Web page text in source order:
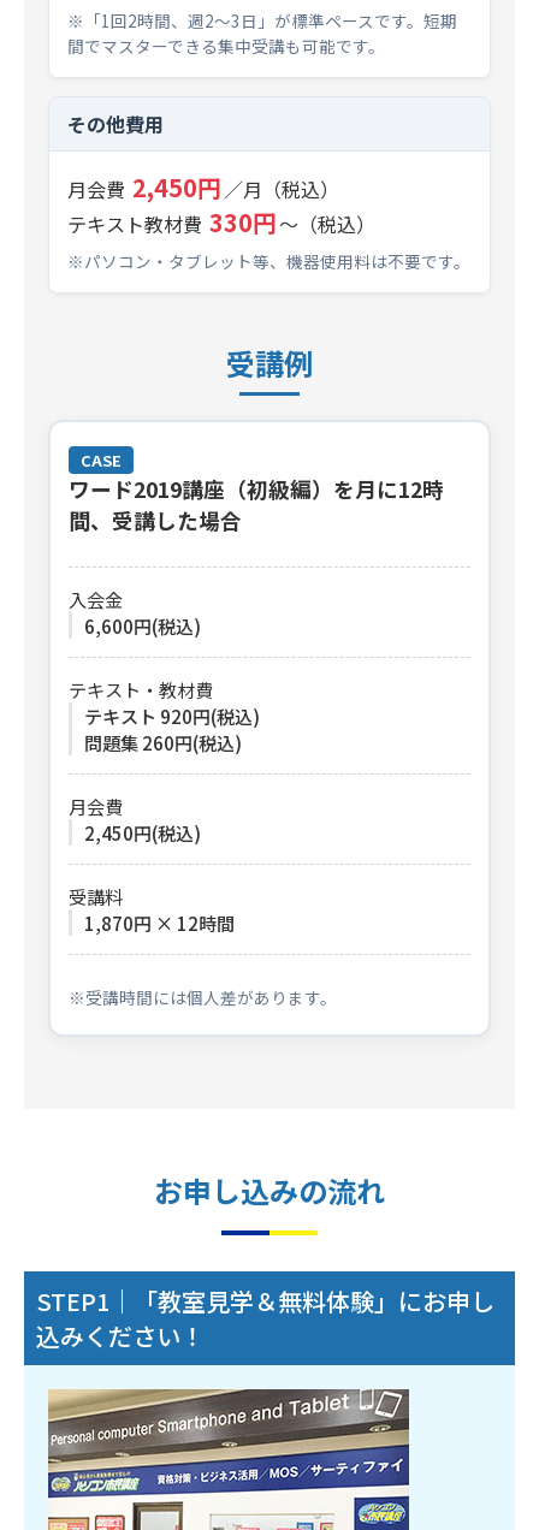
※「1回2時間、週2～3日」が標準ペースです。短期
間でマスターできる集中受講も可能です。
その他費用
月会費 2,450円／月（税込）
テキスト教材費 330円～（税込）
※パソコン・タブレット等、機器使用料は不要です。
受講例
CASE
ワード2019講座（初級編）を月に12時
間、受講した場合
入会金
6,600円(税込)
テキスト・教材費
テキスト 920円(税込)
問題集 260円(税込)
月会費
2,450円(税込)
受講料
1,870円 × 12時間
※受講時間には個人差があります。
お申し込みの流れ
STEP1｜「教室見学＆無料体験」にお申し
込みください！